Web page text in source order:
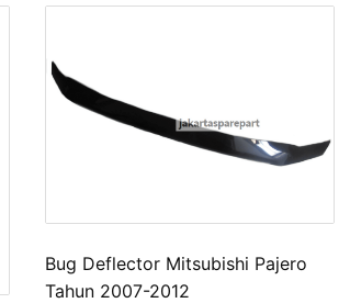
Bug Deflector Mitsubishi Pajero
Tahun 2007-2012